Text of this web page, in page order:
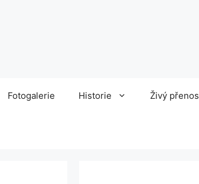
Fotogalerie Historie Živý přenos